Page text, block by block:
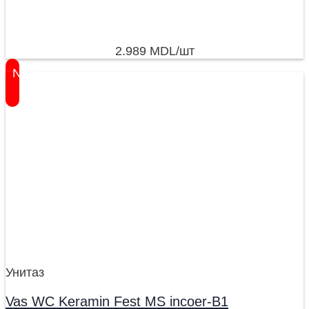
2.989 MDL/шт
New
Унитаз
Vas WC Keramin Fest MS incoer-B1